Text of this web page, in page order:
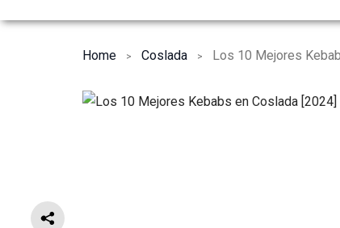
Home Coslada Los 10 Mejores